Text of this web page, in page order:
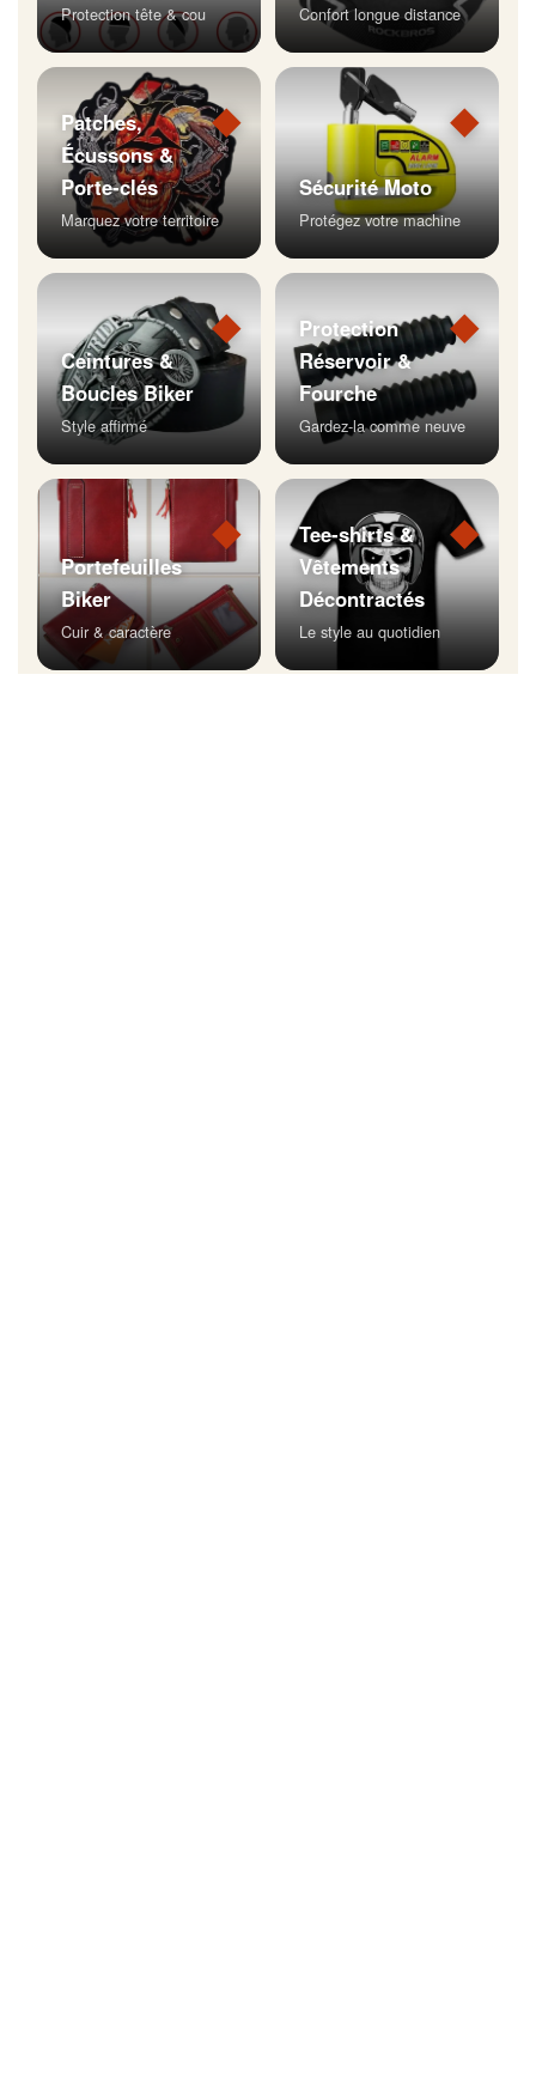
Protection tête & cou Confort longue distance
◆
Patches,
Écussons &
Porte-clés
Marquez votre territoire
◆
Sécurité Moto
Protégez votre machine
◆
Ceintures &
Boucles Biker
Style affirmé
◆
Protection
Réservoir &
Fourche
Gardez-la comme neuve
◆
Portefeuilles
Biker
Cuir & caractère
◆
Tee-shirts &
Vêtements
Décontractés
Le style au quotidien